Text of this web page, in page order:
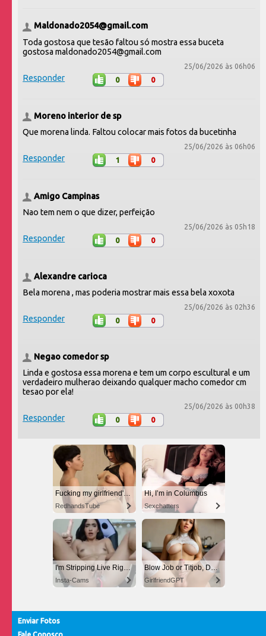
Maldonado2054@gmail.com
Toda gostosa que tesão faltou só mostra essa buceta
gostosa maldonado2054@gmail.com
25/06/2026 às 06h06
Responder 0 0
Moreno interior de sp
Que morena linda. Faltou colocar mais fotos da bucetinha
25/06/2026 às 06h06
Responder 1 0
Amigo Campinas
Nao tem nem o que dizer, perfeição
25/06/2026 às 05h18
Responder 0 0
Alexandre carioca
Bela morena , mas poderia mostrar mais essa bela xoxota
25/06/2026 às 02h36
Responder 0 0
Negao comedor sp
Linda e gostosa essa morena e tem um corpo escultural e um
verdadeiro mulherao deixando qualquer macho comedor cm
tesao por ela!
25/06/2026 às 00h38
Responder 0 0
Fucking my girlfriend's hot mommy by mistake
RedhandsTube
Hi, I’m in Columbus
Sexchatters
I'm Stripping Live Right Now
Insta-Cams
Blow Job or Titjob, Deepthroat or Spreading Pussy
GirlfriendGPT
Enviar Fotos